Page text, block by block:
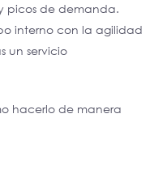
picos de demanda.
interno con la agilidad
un servicio
hacerlo de manera